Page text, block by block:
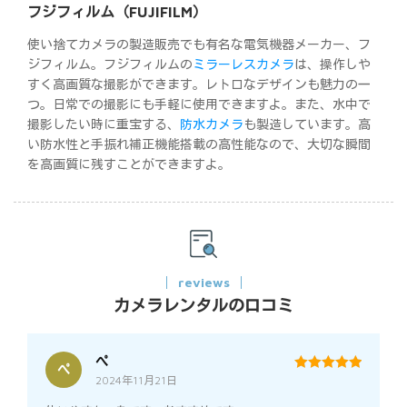
フジフィルム（FUJIFILM）
使い捨てカメラの製造販売でも有名な電気機器メーカー、フ
ジフィルム。フジフィルムのミラーレスカメラは、操作しや
すく高画質な撮影ができます。レトロなデザインも魅力の一
つ。日常での撮影にも手軽に使用できますよ。また、水中で
撮影したい時に重宝する、 防水カメラも製造しています。高
い防水性と手振れ補正機能搭載の高性能なので、大切な瞬間
を高画質に残すことができますよ。
reviews
カメラレンタルの口コミ
ぺ
ぺ
2024年11月21日